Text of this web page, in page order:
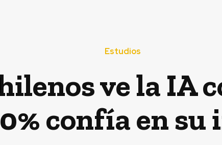
Estudios
ve la IA
confía en